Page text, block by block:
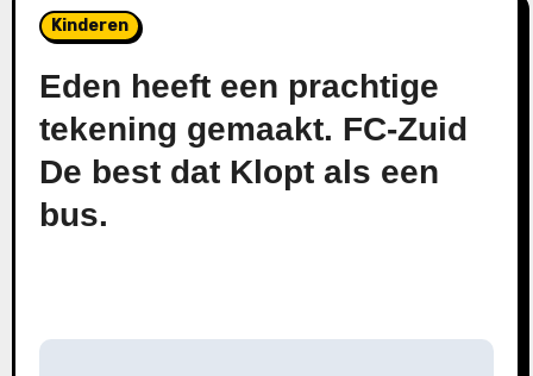
Kinderen
Eden heeft een prachtige
tekening gemaakt. FC-Zuid
De best dat Klopt als een
bus.